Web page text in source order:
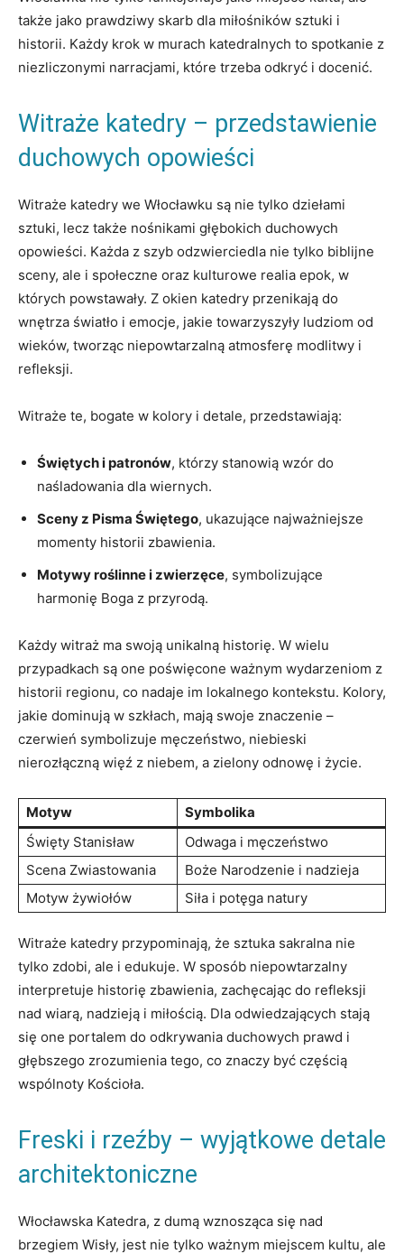
także jako prawdziwy skarb ⁣dla miłośników sztuki i
historii. Każdy‌ krok w murach katedralnych ‌to spotkanie ⁢z
niezliczonymi ​narracjami, które trzeba odkryć ⁢i docenić.
Witraże katedry – ​przedstawienie
duchowych opowieści
Witraże katedry we Włocławku są nie tylko dziełami​
sztuki, lecz także nośnikami ‌głębokich duchowych⁣
opowieści. ⁣Każda z‌ szyb odzwierciedla nie tylko biblijne⁤
sceny, ale i społeczne ​oraz kulturowe ⁣realia ⁤epok, w
których powstawały. Z⁣ okien katedry przenikają do⁢
wnętrza ‍światło i ‍emocje, jakie towarzyszyły ludziom‍ od
wieków, tworząc ⁣niepowtarzalną atmosferę modlitwy i
refleksji.
Witraże te, bogate w​ kolory ‌i detale, przedstawiają:
Świętych i⁢ patronów, którzy stanowią wzór ​do
⁢naśladowania dla wiernych.
Sceny z Pisma Świętego, ukazujące najważniejsze⁤
momenty historii zbawienia.
Motywy⁣ roślinne i zwierzęce, symbolizujące
harmonię Boga z przyrodą.
Każdy witraż ma swoją unikalną historię. W wielu‌
przypadkach⁣ są⁣ one poświęcone‍ ważnym ‍wydarzeniom z
⁣historii regionu, co nadaje im lokalnego‍ kontekstu. Kolory,
jakie ⁣dominują w szkłach, mają swoje znaczenie –
czerwień symbolizuje męczeństwo,⁣ niebieski
nierozłączną⁢ więź z‌ niebem, a zielony odnowę i życie.
Motyw
Symbolika
Święty Stanisław
Odwaga i ​męczeństwo
Scena Zwiastowania
Boże Narodzenie i ‌nadzieja
Motyw żywiołów
Siła i potęga natury
Witraże katedry przypominają, że sztuka sakralna nie⁢
tylko ⁢zdobi, ale i edukuje. W sposób niepowtarzalny
interpretuje historię zbawienia, zachęcając ‍do refleksji
nad wiarą, nadzieją i miłością. ⁢Dla odwiedzających stają
się ⁢one⁣ portalem do odkrywania duchowych‍ prawd i⁣
głębszego ⁤zrozumienia tego, co znaczy być‍ częścią
wspólnoty ⁤Kościoła.
Freski i rzeźby – wyjątkowe detale
​architektoniczne
Włocławska Katedra, z‍ dumą‌ wznosząca się nad
‌brzegiem Wisły, jest nie tylko ⁤ważnym ​miejscem‌ kultu, ale